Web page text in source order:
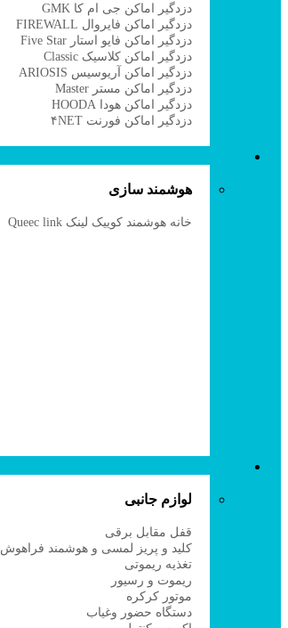
دزدگیر اماکن جی ام کا GMK
دزدگیر اماکن فایروال FIREWALL
دزدگیر اماکن فایو استار Five Star
دزدگیر اماکن کلاسیک Classic
دزدگیر اماکن آریوسیس ARIOSIS
دزدگیر اماکن مستر Master
دزدگیر اماکن هودا HOODA
دزدگیر اماکن فورنت ۴NET
هوشمند سازی
خانه هوشمند کوییک لینک Queec link
لوازم جانبی
قفل مقابل برقی
کلید و پریز لمسی و هوشمند فراهوش
تغذیه ریموتی
ریموت و رسیور
موتور کرکره
دستگاه حضور وغیاب